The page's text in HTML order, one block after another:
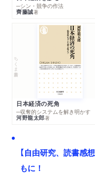
おわりに
「中国は平和を愛する」
あとがき
関連年表
参考文献
─シン・競争の作法
齊藤誠著
ちくま新書
日本経済の死角
─収奪的システムを解き明かす
河野龍太郎著
【自由研究、読書感
もに！